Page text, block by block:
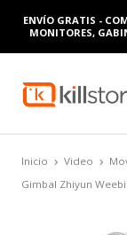
ENVÍO GRATIS -
MONITORES,
Inicio Video
Gimbal Zhiyun